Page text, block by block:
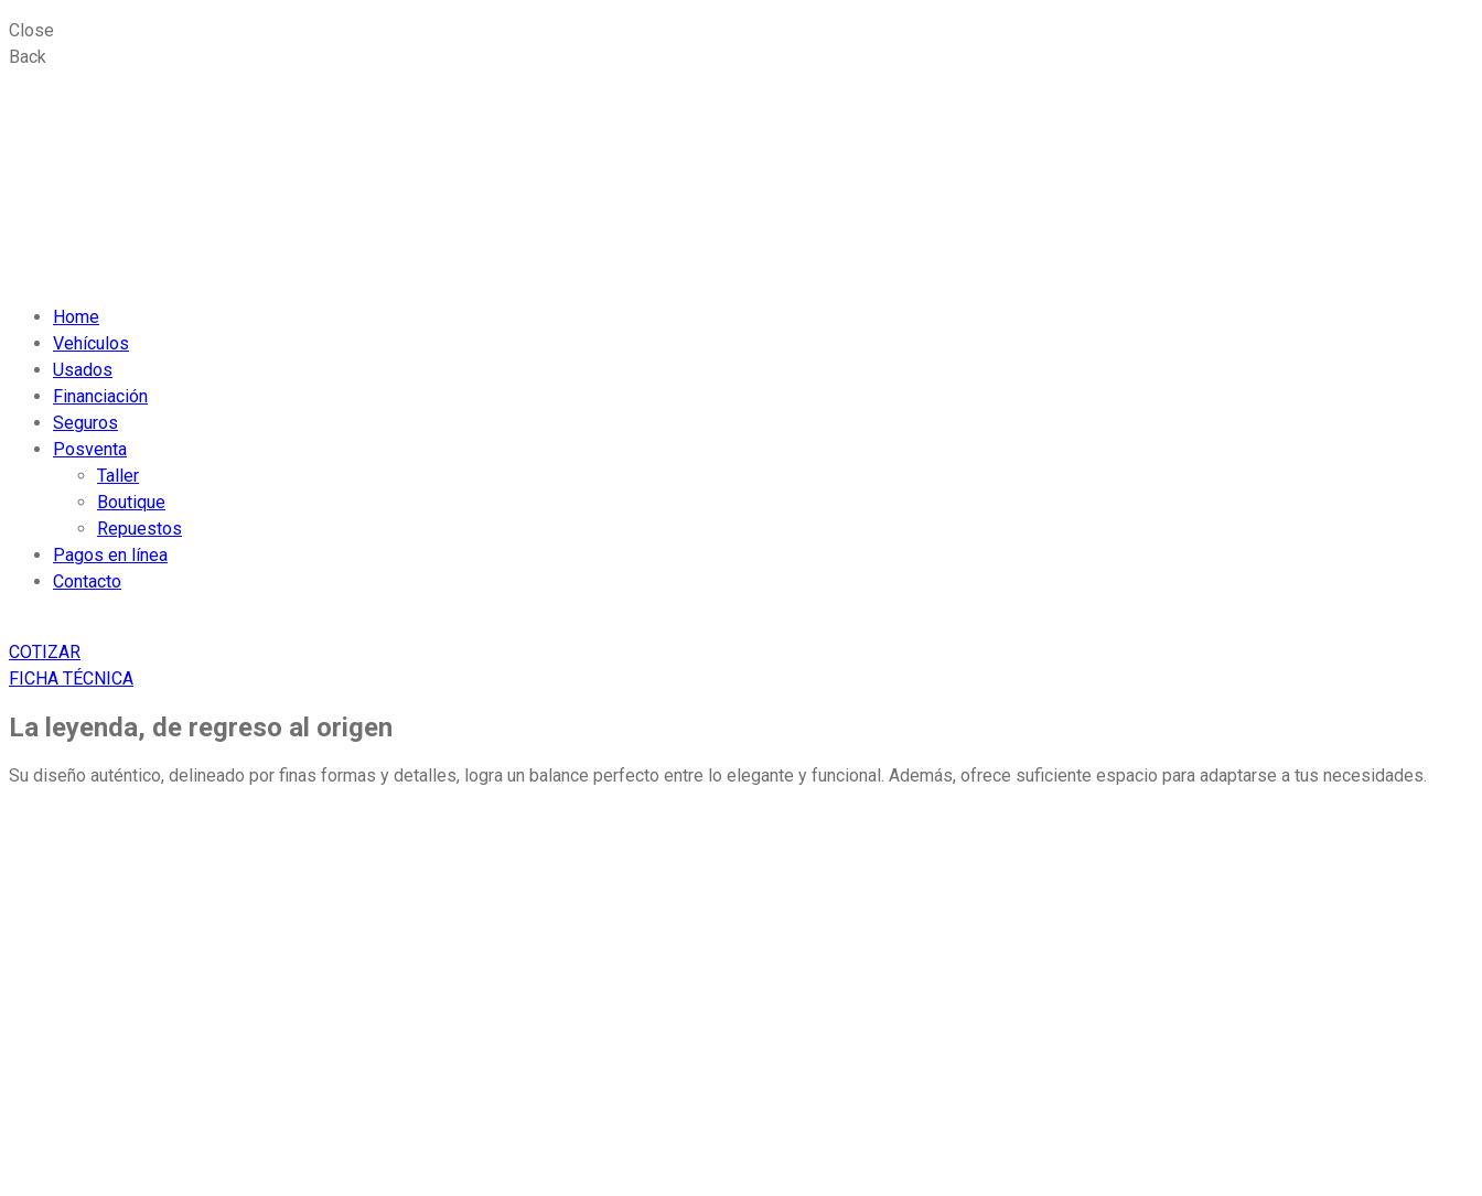
Close
Back
Home
Vehículos
Usados
Financiación
Seguros
Posventa
Taller
Boutique
Repuestos
Pagos en línea
Contacto
COTIZAR
FICHA TÉCNICA
La leyenda, de regreso al origen
Su diseño auténtico, delineado por finas formas y detalles, logra un balance perfecto entre lo elegante y funcional. Además, ofrece suficiente espacio para adaptarse a tus necesidades.